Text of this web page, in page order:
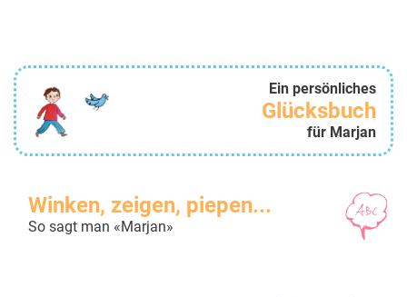
Ein persönliches
Glücksbuch
für Marjan
Winken, zeigen, piepen...
So sagt man «Marjan»